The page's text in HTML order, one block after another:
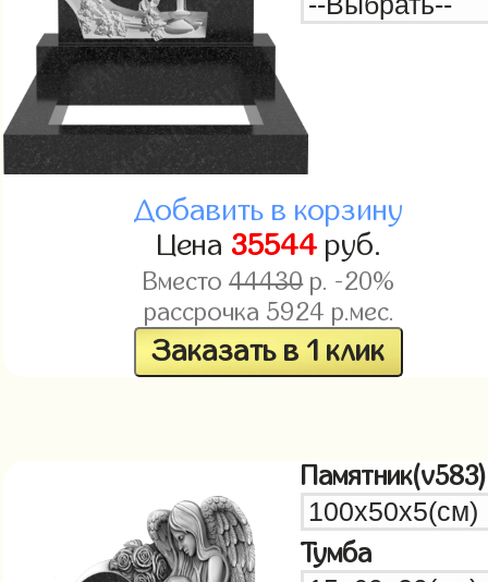
Добавить в корзину
Цена 35544руб.
Вместо44430р. -20%
рассрочка 5924 р.мес.
Заказать в 1 клик
Памятник(v583)
Тумба